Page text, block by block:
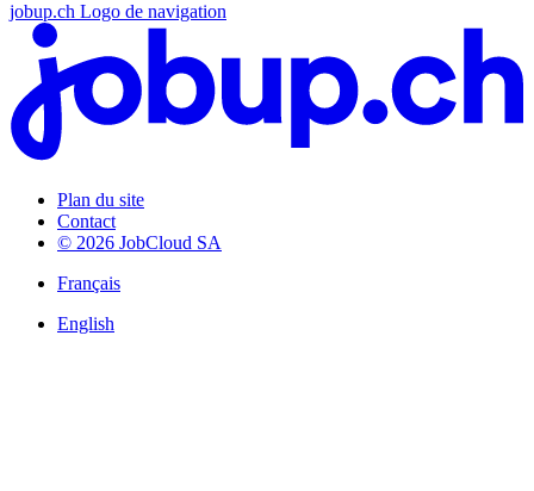
jobup.ch Logo de navigation
Plan du site
Contact
© 2026 JobCloud SA
Français
English